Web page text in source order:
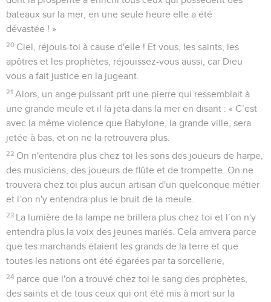
bateaux sur la mer, en une seule heure elle a été
dévastée ! »
20 Ciel, réjouis-toi à cause d'elle ! Et vous, les saints, les
apôtres et les prophètes, réjouissez-vous aussi, car Dieu
vous a fait justice en la jugeant.
21 Alors, un ange puissant prit une pierre qui ressemblait à
une grande meule et il la jeta dans la mer en disant : « C’est
avec la même violence que Babylone, la grande ville, sera
jetée à bas, et on ne la retrouvera plus.
22 On n'entendra plus chez toi les sons des joueurs de harpe,
des musiciens, des joueurs de flûte et de trompette. On ne
trouvera chez toi plus aucun artisan d'un quelconque métier
et l’on n'y entendra plus le bruit de la meule.
23 La lumière de la lampe ne brillera plus chez toi et l’on n'y
entendra plus la voix des jeunes mariés. Cela arrivera parce
que tes marchands étaient les grands de la terre et que
toutes les nations ont été égarées par ta sorcellerie,
24 parce que l'on a trouvé chez toi le sang des prophètes,
des saints et de tous ceux qui ont été mis à mort sur la